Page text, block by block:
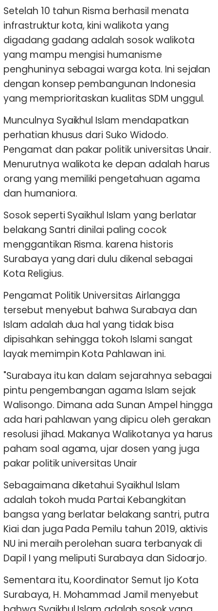
Setelah 10 tahun Risma berhasil menata
infrastruktur kota, kini walikota yang
digadang gadang adalah sosok walikota
yang mampu mengisi humanisme
penghuninya sebagai warga kota. Ini sejalan
dengan konsep pembangunan Indonesia
yang memprioritaskan kualitas SDM unggul.
Munculnya Syaikhul Islam mendapatkan
perhatian khusus dari Suko Widodo.
Pengamat dan pakar politik universitas Unair.
Menurutnya walikota ke depan adalah harus
orang yang memiliki pengetahuan agama
dan humaniora.
Sosok seperti Syaikhul Islam yang berlatar
belakang Santri dinilai paling cocok
menggantikan Risma. karena historis
Surabaya yang dari dulu dikenal sebagai
Kota Religius.
Pengamat Politik Universitas Airlangga
tersebut menyebut bahwa Surabaya dan
Islam adalah dua hal yang tidak bisa
dipisahkan sehingga tokoh Islami sangat
layak memimpin Kota Pahlawan ini.
"Surabaya itu kan dalam sejarahnya sebagai
pintu pengembangan agama Islam sejak
Walisongo. Dimana ada Sunan Ampel hingga
ada hari pahlawan yang dipicu oleh gerakan
resolusi jihad. Makanya Walikotanya ya harus
paham soal agama, ujar dosen yang juga
pakar politik universitas Unair
Sebagaimana diketahui Syaikhul Islam
adalah tokoh muda Partai Kebangkitan
bangsa yang berlatar belakang santri, putra
Kiai dan juga Pada Pemilu tahun 2019, aktivis
NU ini meraih perolehan suara terbanyak di
Dapil I yang meliputi Surabaya dan Sidoarjo.
Sementara itu, Koordinator Semut Ijo Kota
Surabaya, H. Mohammad Jamil menyebut